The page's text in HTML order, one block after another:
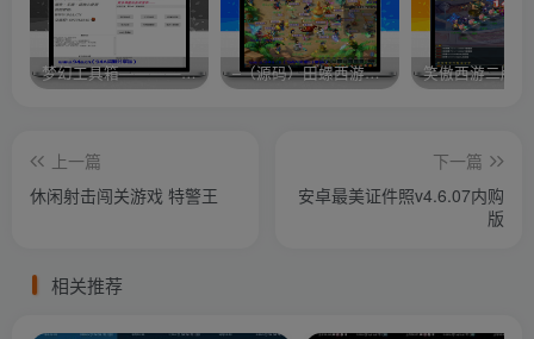
梦幻工具箱————-免费 –（源码）田螺西游9.0 假人摆摊18门派飞升渡劫化圣助战最新BB谛听…. 笑傲西游二版-
上一篇
休闲射击闯关游戏 特警王
下一篇
安卓最美证件照v4.6.07内购
版
相关推荐